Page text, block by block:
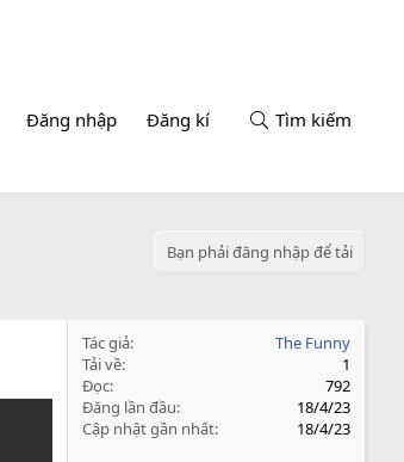
Đăng nhập Đăng kí Tìm kiếm
Bạn phải đăng nhập để tải
Tác giả
The Funny
Tải về
1
Đọc
792
Đăng lần đầu
18/4/23
Cập nhật gần nhất
18/4/23